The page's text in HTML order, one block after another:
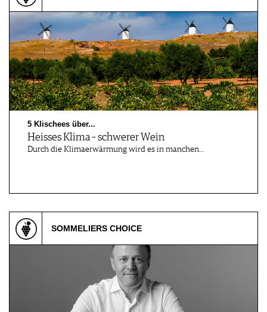
PRESSE
IMPRESSUM
AGB & DATENSCHUTZ
FAQ
5 Klischees über...
Heisses Klima – schwerer Wein
Durch die Klimaerwärmung wird es in manchen…
SOMMELIERS CHOICE